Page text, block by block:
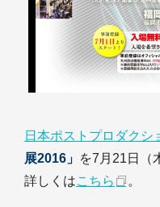
日本ポストプロダクシ
展2016」 を7月21日（
詳しくはこちら 。